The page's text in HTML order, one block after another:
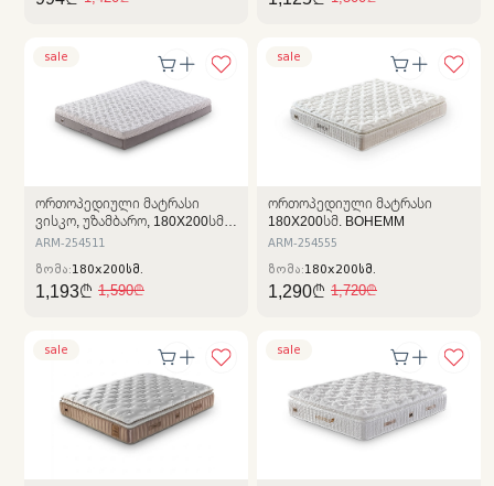
sale
ᲝᲠᲗᲝᲞᲔᲓᲘᲣᲚᲘ ᲛᲐᲢᲠᲐᲡᲘ
ᲕᲘᲡᲙᲝ, ᲣᲖᲐᲛᲑᲐᲠᲝ, 180X200ᲡᲛ.
SPACE
ARM-254511
ზომა:180x200სმ.
1,193₾ 1,590₾
sale
ᲝᲠᲗᲝᲞᲔᲓᲘᲣᲚᲘ ᲛᲐᲢᲠᲐᲡᲘ
180X200ᲡᲛ. BOHEMM
ARM-254555
ზომა:180x200სმ.
1,290₾ 1,720₾
sale sale